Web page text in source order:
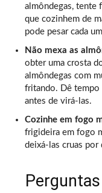
almôndegas, tente
que cozinhem de
pode pesar cada
Não mexa as
obter uma crosta
almôndegas com
fritando. Dê tempo
antes de virá-las.
Cozinhe em fogo
frigideira em fogo
deixá-las cruas por